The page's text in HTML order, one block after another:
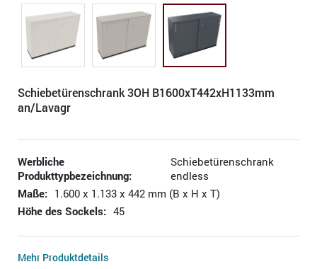
Schiebetürenschrank 3OH B1600xT442xH1133mm
an/Lavagr
Werbliche
Produkttypbezeichnung:
Schiebetürenschrank
endless
Maße: 1.600 x 1.133 x 442 mm (B x H x T)
Höhe des Sockels: 45
Mehr Produktdetails